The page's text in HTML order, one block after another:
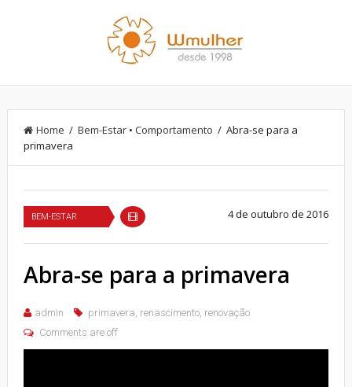
Home / Bem-Estar• Comportamento / Abra-se para a
primavera
BEM-ESTAR 4 de outubro de 2016
Abra-se para a primavera
admin primavera, renascimento, renovação
Comments are off